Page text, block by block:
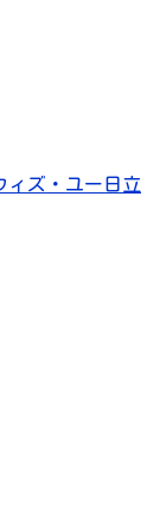
ズ・ユー日立